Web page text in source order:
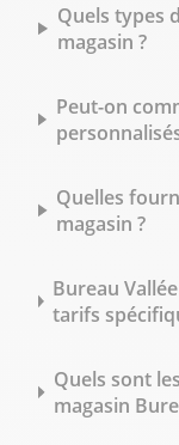
Quels types
magasin ?
Peut-on
Quelles
magasin ?
Bureau
tarifs
Quels sont
magasin